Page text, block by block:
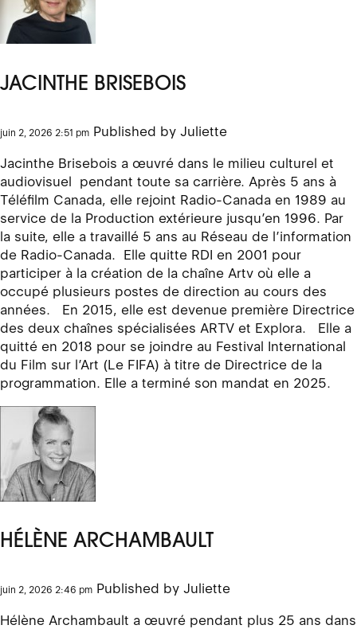
JACINTHE BRISEBOIS
juin 2, 2026 2:51 pm Published by Juliette
Jacinthe Brisebois a œuvré dans le milieu culturel et
audiovisuel pendant toute sa carrière. Après 5 ans à
Téléfilm Canada, elle rejoint Radio-Canada en 1989 au
service de la Production extérieure jusqu’en 1996. Par
la suite, elle a travaillé 5 ans au Réseau de l’information
de Radio-Canada. Elle quitte RDI en 2001 pour
participer à la création de la chaîne Artv où elle a
occupé plusieurs postes de direction au cours des
années. En 2015, elle est devenue première Directrice
des deux chaînes spécialisées ARTV et Explora. Elle a
quitté en 2018 pour se joindre au Festival International
du Film sur l’Art (Le FIFA) à titre de Directrice de la
programmation. Elle a terminé son mandat en 2025.
HÉLÈNE ARCHAMBAULT
juin 2, 2026 2:46 pm Published by Juliette
Hélène Archambault a œuvré pendant plus 25 ans dans